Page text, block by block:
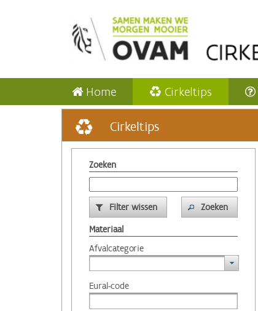
Home Cirkeltips
Cirkeltips
Zoeken
Filter wissen
Zoeken
Materiaal
Afvalcategorie
Eural-code